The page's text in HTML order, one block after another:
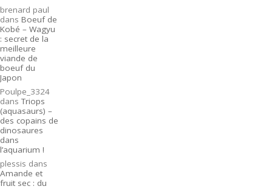
brenard paul
dans Boeuf de
Kobé – Wagyu
: secret de la
meilleure
viande de
boeuf du
Japon
Poulpe_3324
dansTriops
(aquasaurs) –
des copains de
dinosaures
dans
l’aquarium !
plessis dans
Amande et
fruit sec : du